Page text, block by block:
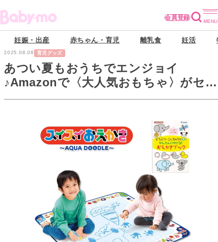
会員登録
妊娠・出産 赤ちゃん・育児 離乳食 妊活
2025.08.08 育児グッズ
あつい夏もおうちでエンジョイ
♪Amazonで〈大人気おもちゃ〉がセー
ル価格で登場中！【最大52％OFF】